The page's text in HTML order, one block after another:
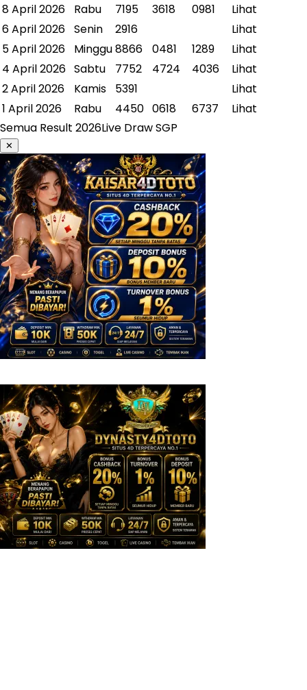
8 April 2026
Rabu 7195 3618 0981
Lihat
6 April 2026 Senin 2916
Lihat
5 April 2026
Minggu8866 0481 1289
Lihat
4 April 2026 Sabtu 7752 4724 4036
Lihat
2 April 2026
Kamis 5391
Lihat
1 April 2026
Rabu 4450 0618 6737
Lihat
Semua Result 2026Live Draw SGP
✕